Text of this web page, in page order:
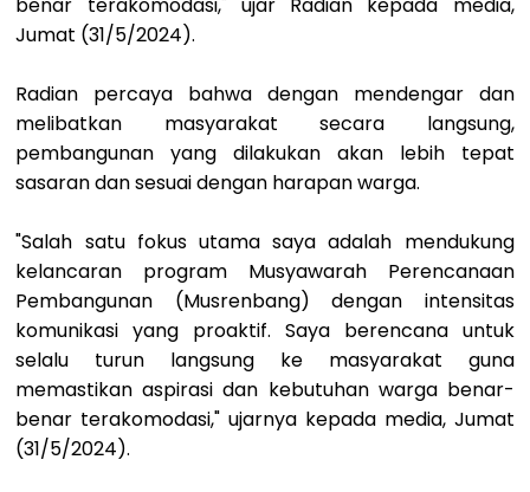
Jumat (31/5/2024).
Radian percaya bahwa dengan mendengar dan
melibatkan masyarakat secara langsung,
pembangunan yang dilakukan akan lebih tepat
sasaran dan sesuai dengan harapan warga.
"Salah satu fokus utama saya adalah mendukung
kelancaran program Musyawarah Perencanaan
Pembangunan (Musrenbang) dengan intensitas
komunikasi yang proaktif. Saya berencana untuk
selalu turun langsung ke masyarakat guna
memastikan aspirasi dan kebutuhan warga benar-
benar terakomodasi," ujarnya kepada media, Jumat
(31/5/2024).